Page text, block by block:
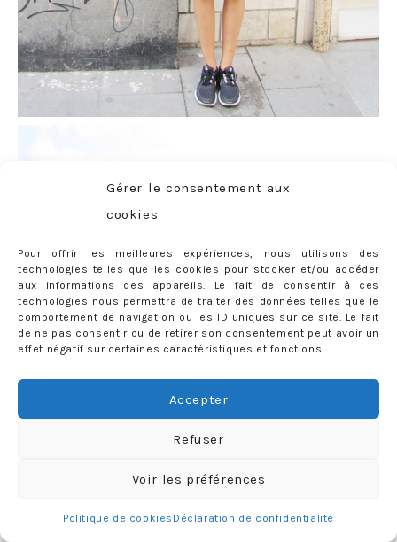
Gérer le consentement aux
cookies
Pour offrir les meilleures expériences, nous utilisons des
technologies telles que les cookies pour stocker et/ou accéder
aux informations des appareils. Le fait de consentir à ces
technologies nous permettra de traiter des données telles que le
comportement de navigation ou les ID uniques sur ce site. Le fait
de ne pas consentir ou de retirer son consentement peut avoir un
effet négatif sur certaines caractéristiques et fonctions.
Accepter
Refuser
Voir les préférences
Politique de cookies Déclaration de confidentialité